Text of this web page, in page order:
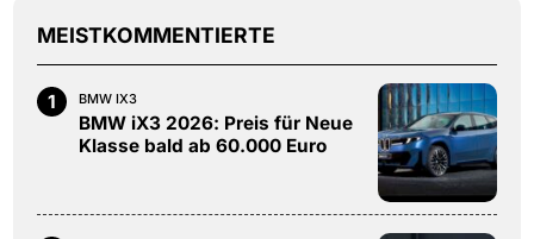
MEISTKOMMENTIERTE
1 BMW IX3
BMW iX3 2026: Preis für Neue
Klasse bald ab 60.000 Euro